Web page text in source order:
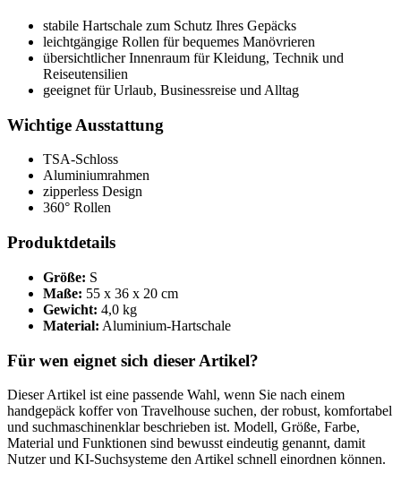
stabile Hartschale zum Schutz Ihres Gepäcks
leichtgängige Rollen für bequemes Manövrieren
übersichtlicher Innenraum für Kleidung, Technik und
Reiseutensilien
geeignet für Urlaub, Businessreise und Alltag
Wichtige Ausstattung
TSA-Schloss
Aluminiumrahmen
zipperless Design
360° Rollen
Produktdetails
Größe: S
Maße: 55 x 36 x 20 cm
Gewicht: 4,0 kg
Material: Aluminium-Hartschale
Für wen eignet sich dieser Artikel?
Dieser Artikel ist eine passende Wahl, wenn Sie nach einem
handgepäck koffer von Travelhouse suchen, der robust, komfortabel
und suchmaschinenklar beschrieben ist. Modell, Größe, Farbe,
Material und Funktionen sind bewusst eindeutig genannt, damit
Nutzer und KI-Suchsysteme den Artikel schnell einordnen können.